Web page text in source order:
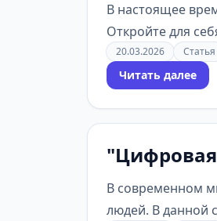
В настоящее
Откройте для
20.03.2026 Статья
Читать далее
"Цифровая
В современном
людей. В данной